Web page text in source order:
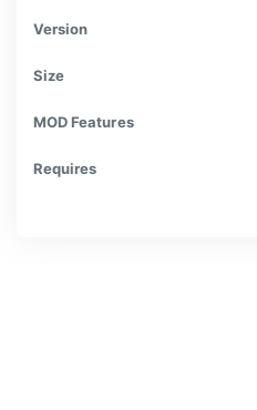
Version
Size
MOD Features
Requires